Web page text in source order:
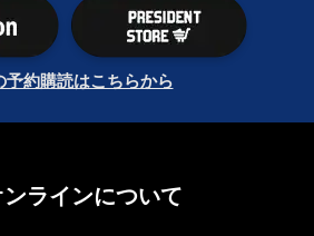
予約購読はこちらから
ラインについて